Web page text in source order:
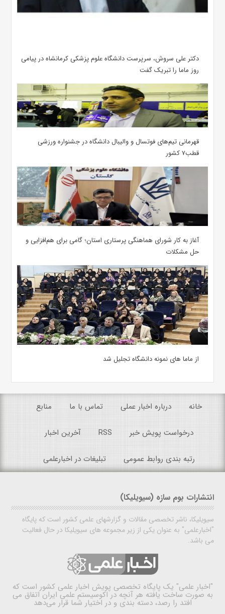
دکتر علی سروش، سرپرست دانشگاه علوم پزشکی کرمانشاه در پیامی
روز ماما را تبریک گفت
قهرمانی تیم‌های فوتسال و والیبال دانشگاه در جشنواره ورزشی
قطب۷ کشور
آغاز به کار شورای هماهنگی پرستاری استان؛ گامی برای هم‌افزایی و
حل مشکلات
از ماما های نمونه دانشگاه تجلیل شد
خانه درباره اخبار عملی تماس با ما منابع
درخواست پویش خبر RSS آخرین اخبار
رتبه بندی روابط عمومی تبلیغات در اخبارعلمی
انتشارات بوم سازه (سیویلیکا)
سیویلیکا، ناشر تخصصی مقالات و گزارشهای علمی کشور است که پایگاه
"اخبارعلمی" به عنوان یکی از زیر مجموعه های سیویلیکا در حال فعالیت
می باشد.
"اخبار علمی" یک پایگاه تخصصی پویش اخبار علمی کشور است که
به صورت ساخت یافته هر آنچه در اکوسیستم علمی ایران اتفاق می
افتد را رصد، دسته بندی و در اختیار شما قرار می‌دهد